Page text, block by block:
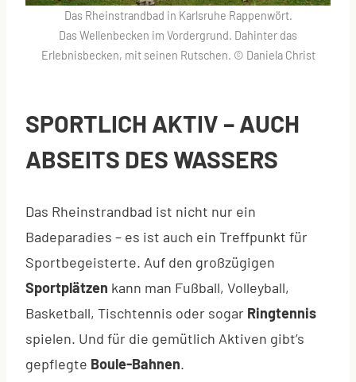
Das Rheinstrandbad in Karlsruhe Rappenwört.
Das Wellenbecken im Vordergrund. Dahinter das
Erlebnisbecken, mit seinen Rutschen. © Daniela Christ
SPORTLICH AKTIV – AUCH
ABSEITS DES WASSERS
Das Rheinstrandbad ist nicht nur ein
Badeparadies – es ist auch ein Treffpunkt für
Sportbegeisterte. Auf den großzügigen
Sportplätzen kann man Fußball, Volleyball,
Basketball, Tischtennis oder sogar Ringtennis
spielen. Und für die gemütlich Aktiven gibt’s
gepflegte Boule-Bahnen.